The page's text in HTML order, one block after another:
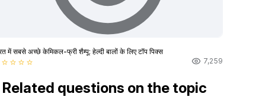
में सबसे अच्छे केमिकल-फ्री शैम्पू: हेल्दी बालों के लिए टॉप पिक्स
star_border star_border star_border star_border 7,259
Related questions on the topic